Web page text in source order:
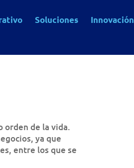
Soluciones Innovación
orden de la vida.
ya que
entre los que se